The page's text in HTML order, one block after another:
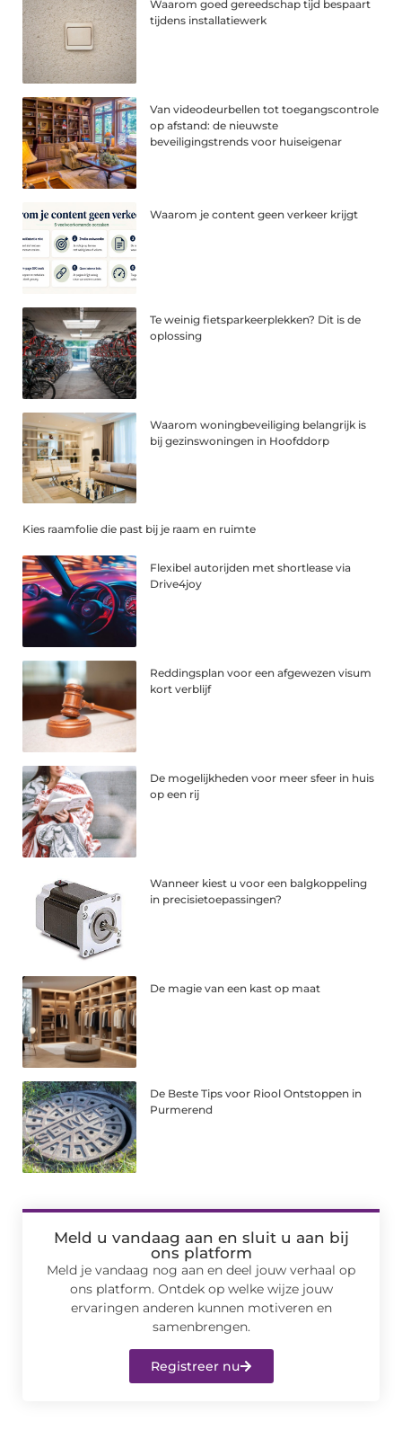
Waarom goed gereedschap tijd bespaart
tijdens installatiewerk
Van videodeurbellen tot toegangscontrole
op afstand: de nieuwste
beveiligingstrends voor huiseigenar
Waarom je content geen verkeer krijgt
Te weinig fietsparkeerplekken? Dit is de
oplossing
Waarom woningbeveiliging belangrijk is
bij gezinswoningen in Hoofddorp
Kies raamfolie die past bij je raam en ruimte
Flexibel autorijden met shortlease via
Drive4joy
Reddingsplan voor een afgewezen visum
kort verblijf
De mogelijkheden voor meer sfeer in huis
op een rij
Wanneer kiest u voor een balgkoppeling
in precisietoepassingen?
De magie van een kast op maat
De Beste Tips voor Riool Ontstoppen in
Purmerend
Meld u vandaag aan en sluit u aan bij
ons platform
Meld je vandaag nog aan en deel jouw verhaal op
ons platform. Ontdek op welke wijze jouw
ervaringen anderen kunnen motiveren en
samenbrengen.
Registreer nu